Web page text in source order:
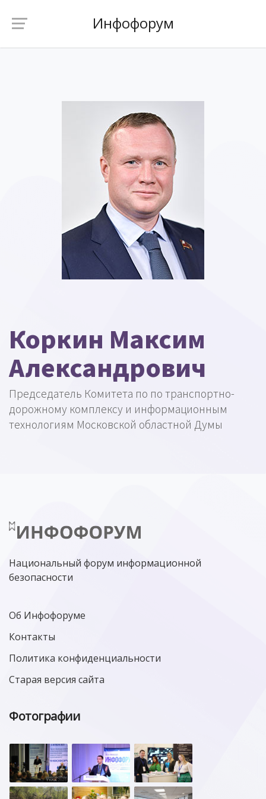
Инфофорум
Коркин Максим
Александрович
Председатель Комитета по по транспортно-
дорожному комплексу и информационным
технологиям Московской областной Думы
Национальный форум информационной
безопасности
Об Инфофоруме
Контакты
Политика конфиденциальности
Старая версия сайта
Фотографии